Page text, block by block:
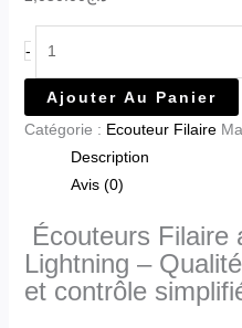
-
Ajouter Au Panier
Catégorie : Ecouteur Filaire
Description
Avis (0)
Écouteurs Filaire
Lightning –
et contrôle